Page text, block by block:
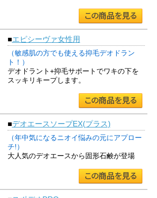
■エピシーヴァ女性用
（敏感肌の方でも使える抑毛デオドラン
ト！）
デオドラント+抑毛サポートでワキの下を
スッキリキープします。
■デオエースソープEX(プラス)
（年中気になるニオイ悩みの元にアプロー
チ!）
大人気のデオエースから固形石鹸が登場